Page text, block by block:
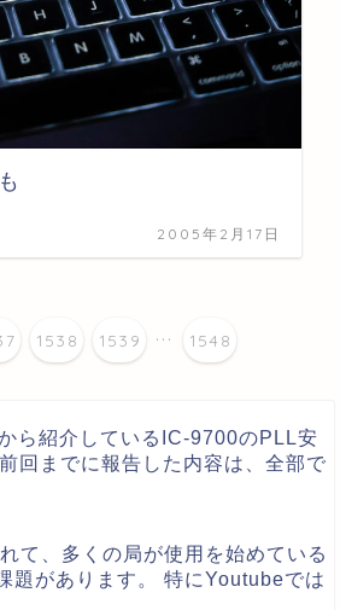
2005年2月17日
1538 1539 ... 1548
ら紹介しているIC-9700のPLL安
回までに報告した内容は、全部で
て、多くの局が使用を始めている
題があります。 特にYoutubeでは